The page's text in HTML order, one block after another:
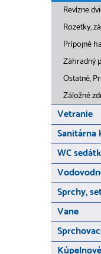
Revízne
Rozetky,
Prípojné
Záhradný
Ostatné,
Záložné
Vetranie
Sanitárna
WC
Sprchy,
Vane